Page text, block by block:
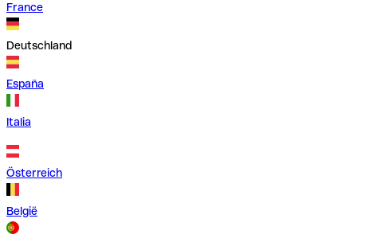
France
Deutschland
España
Italia
Österreich
België